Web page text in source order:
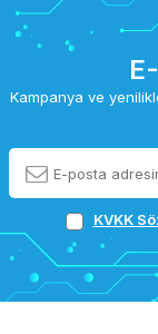
Kampanya ve
KVKK